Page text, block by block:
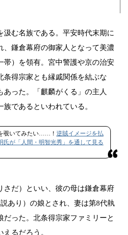
汲む名族である。平安時代末期に
、鎌倉幕府の御家人となって美濃
帯）を領有。宮中警護や京の治安
条得宗家とも縁戚関係を結ぶな
あった。「麒麟がくる」の主人
であるといわれている。
覗いてみたい……！ 逆賊イメージを払
氏が「人間・明智光秀」を通して見る
さだ）といい、彼の母は鎌倉幕府
あり）の娘とされ、妻は第8代執
だった。北条得宗家ファミリーと
るだろう。